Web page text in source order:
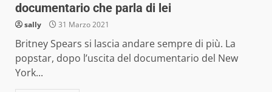
documentario che parla di lei
sally 31 Marzo 2021
Britney Spears si lascia andare sempre di più. La
popstar, dopo l’uscita del documentario del New
York...